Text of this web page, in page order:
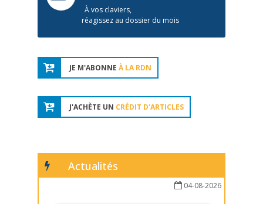
À vos claviers,
réagissez au dossier du mois
JE M'ABONNE À LA RDN
J'ACHÈTE UN CRÉDIT D'ARTICLES
Actualités
04-08-2026